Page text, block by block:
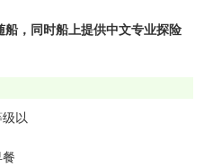
，同时船上提供中文专业探险
以